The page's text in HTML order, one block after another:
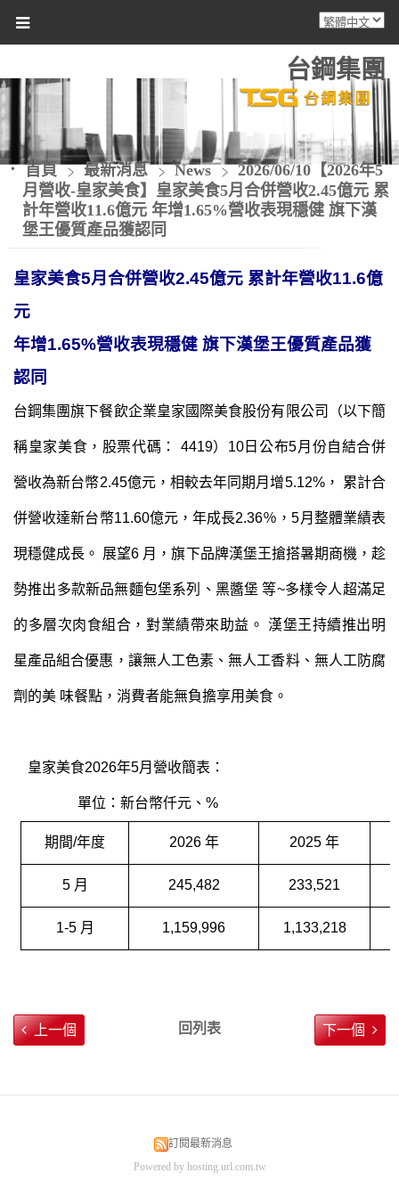
台鋼集團
首頁 最新消息 News
2026/06/10【2026年5
月營收-皇家美食】皇家美食5月合併營收2.45億元 累
計年營收11.6億元 年增1.65%營收表現穩健 旗下漢
堡王優質產品獲認同
皇家美食5月合併營收2.45億元 累計年營收11.6億
元
年增1.65%營收表現穩健 旗下漢堡王優質產品獲
認同
台鋼集團旗下餐飲企業皇家國際美食股份有限公司（以下簡
稱皇家美食，股票代碼： 4419）10日公布5月份自結合併
營收為新台幣2.45億元，相較去年同期月增5.12%， 累計合
併營收達新台幣11.60億元，年成長2.36％，5月整體業績表
現穩健成長。 展望6 月，旗下品牌漢堡王搶搭暑期商機，趁
勢推出多款新品無麵包堡系列、黑醬堡 等~多樣令人超滿足
的多層次肉食組合，對業績帶來助益。 漢堡王持續推出明
星產品組合優惠，讓無人工色素、無人工香料、無人工防腐
劑的美 味餐點，消費者能無負擔享用美食。
皇家美食2026年5月營收簡表：
單位：新台幣仟元、 %
期間/年度 2026 年 2025年
5 月 245,482 233,521
1-5 月 1,159,996 1,133,218
上一個 回列表 下一個
訂閱最新消息
Powered by hosting.url.com.tw